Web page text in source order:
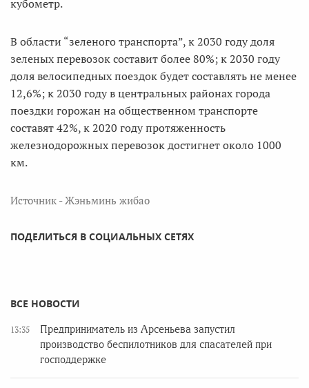
кубометр.
В области “зеленого транспорта”, к 2030 году доля
зеленых перевозок составит более 80%; к 2030 году
доля велосипедных поездок будет составлять не менее
12,6%; к 2030 году в центральных районах города
поездки горожан на общественном транспорте
составят 42%, к 2020 году протяженность
железнодорожных перевозок достигнет около 1000
км.
Источник - Жэньминь жибао
ПОДЕЛИТЬСЯ В СОЦИАЛЬНЫХ СЕТЯХ
ВСЕ НОВОСТИ
13:35
Предприниматель из Арсеньева запустил
производство беспилотников для спасателей при
господдержке